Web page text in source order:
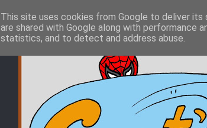
This site uses cookies from Google to deliver its
are shared with Google along with performance
statistics, and to detect and address abuse.